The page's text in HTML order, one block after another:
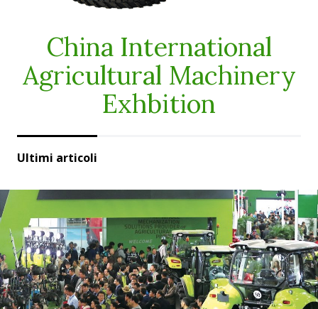
China International
Agricultural Machinery
Exhbition
Ultimi articoli